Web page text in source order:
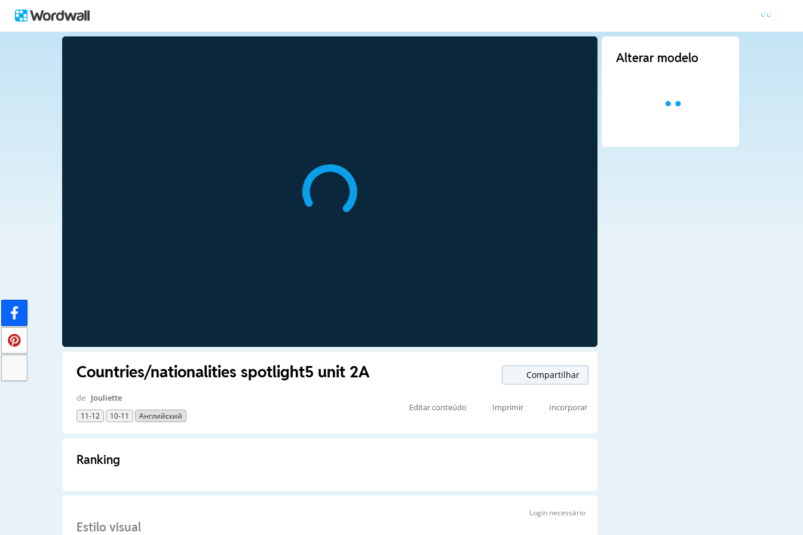
Countries/nationalities spotlight5 unit 2A Compartilhar
de Jouliette
11-12 10-11 Английский
Editar conteúdo Imprimir Incorporar
Ranking
Login necessário
Estilo visual
Alterar modelo